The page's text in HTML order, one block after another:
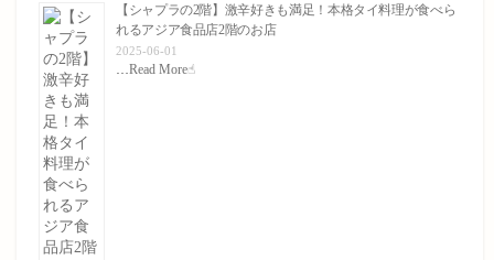
【シャプラの2階】激辛好きも満足！本格タイ料理が食べら
れるアジア食品店2階のお店
2025-06-01
Read More☝︎